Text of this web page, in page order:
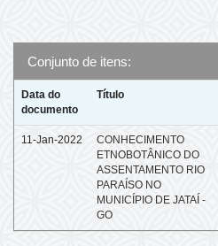
Conjunto de itens:
Data do
documento
Título
11-Jan-2022
CONHECIMENTO
ETNOBOTÂNICO DO
ASSENTAMENTO RIO
PARAÍSO NO
MUNICÍPIO DE JATAÍ -
GO